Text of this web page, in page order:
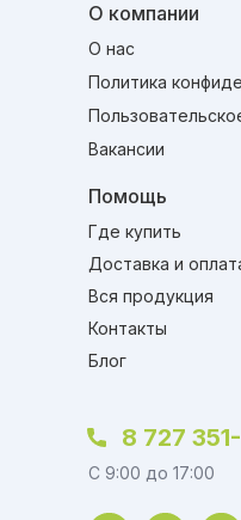
О компании
Помощь
О нас
Политика
Вакансии
Где купить
Доставка и
Вся продукция
Контакты
C 9:00 до 17:00
Блог
8 727